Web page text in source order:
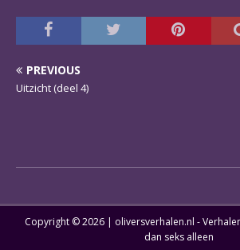
PREVIOUS
Uitzicht (deel 4)
Copyright © 2026 | oliversverhalen.nl -
dan seks alleen